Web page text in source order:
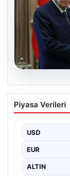
06.08.2026
Bahçeli ile
Piyasa Verileri
USD
EUR
ALTIN